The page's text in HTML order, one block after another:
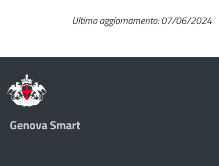
Ultimo aggiornamento: 07/06/2024
Genova Smart